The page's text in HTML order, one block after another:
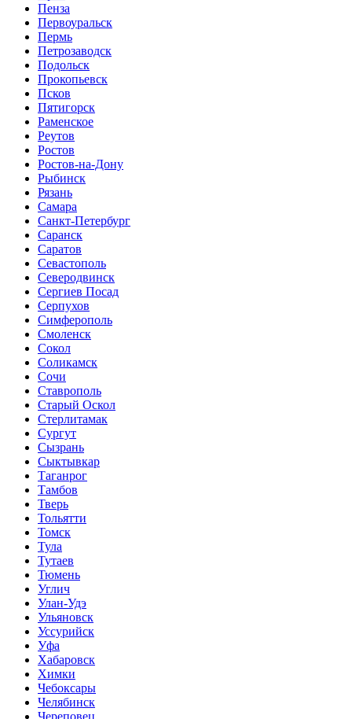
Пенза
Первоуральск
Пермь
Петрозаводск
Подольск
Прокопьевск
Псков
Пятигорск
Раменское
Реутов
Ростов
Ростов-на-Дону
Рыбинск
Рязань
Самара
Санкт-Петербург
Саранск
Саратов
Севастополь
Северодвинск
Сергиев Посад
Серпухов
Симферополь
Смоленск
Сокол
Соликамск
Сочи
Ставрополь
Старый Оскол
Стерлитамак
Сургут
Сызрань
Сыктывкар
Таганрог
Тамбов
Тверь
Тольятти
Томск
Тула
Тутаев
Тюмень
Углич
Улан-Удэ
Ульяновск
Уссурийск
Уфа
Хабаровск
Химки
Чебоксары
Челябинск